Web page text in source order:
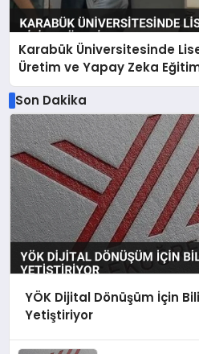
Karabük Üniversitesinde
Üretim ve Yapay Zeka
Son Dakika
YÖK Dijital Dönüşüm İçin
Yetiştiriyor